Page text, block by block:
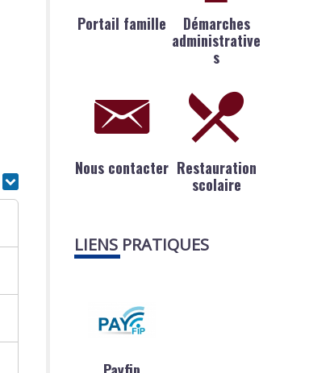
Portail famille
Démarches
administrative
s
Nous contacter Restauration
scolaire
LIENS PRATIQUES